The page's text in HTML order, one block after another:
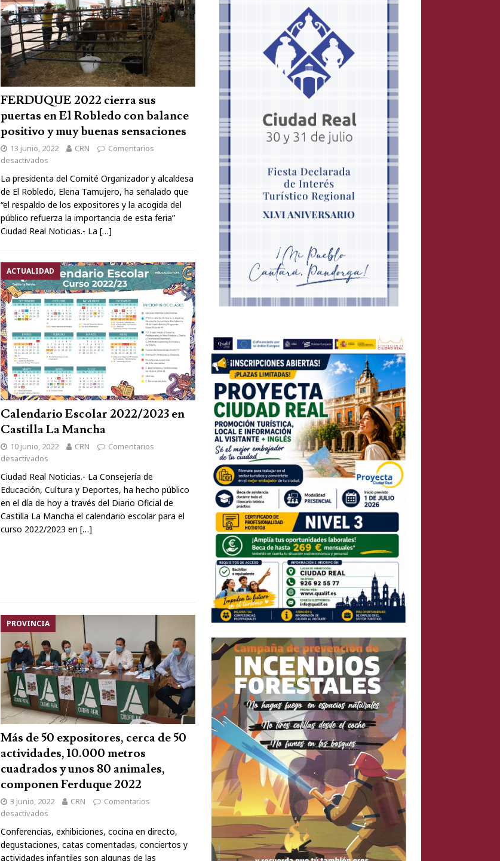
FERDUQUE 2022 cierra sus
puertas en El Robledo con balance
positivo y muy buenas sensaciones
13 junio, 2022 CRN
Comentarios
desactivados
La presidenta del Comité Organizador y alcaldesa
de El Robledo, Elena Tamujero, ha señalado que
“el respaldo de los expositores y la acogida del
público refuerza la importancia de esta feria”
Ciudad Real Noticias.- La […]
ACTUALIDAD
Calendario Escolar 2022/2023 en
Castilla La Mancha
10 junio, 2022 CRN
Comentarios
desactivados
Ciudad Real Noticias.- La Consejería de
Educación, Cultura y Deportes, ha hecho público
en el día de hoy a través del Diario Oficial de
Castilla La Mancha el calendario escolar para el
curso 2022/2023 en […]
PROVINCIA
Más de 50 expositores, cerca de 50
actividades, 10.000 metros
cuadrados y unos 80 animales,
componen Ferduque 2022
3 junio, 2022 CRN
Comentarios
desactivados
Conferencias, exhibiciones, cocina en directo,
degustaciones, catas comentadas, conciertos y
actividades infantiles son algunas de las